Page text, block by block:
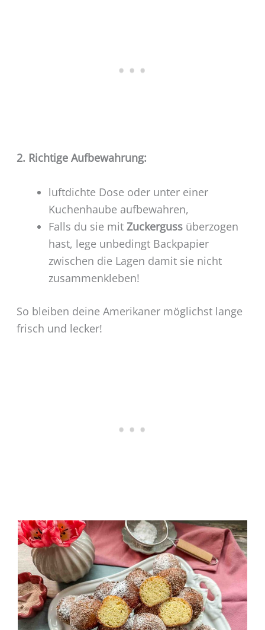
2. Richtige Aufbewahrung:
luftdichte Dose oder unter einer
Kuchenhaube aufbewahren,
Falls du sie mit Zuckerguss überzogen
hast, lege unbedingt Backpapier
zwischen die Lagen damit sie nicht
zusammenkleben!
So bleiben deine Amerikaner möglichst lange
frisch und lecker!